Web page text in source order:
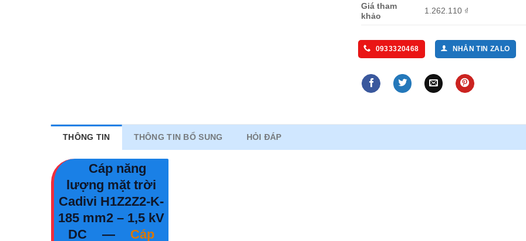
Giá tham
khảo
1.262.110 ₫
0933320468 NHẮN TIN ZALO
THÔNG TIN THÔNG TIN BỔ SUNG HỎI ĐÁP
Cáp năng
lượng mặt trời
Cadivi H1Z2Z2-K-
185 mm2 – 1,5 kV
DC
—
Cáp